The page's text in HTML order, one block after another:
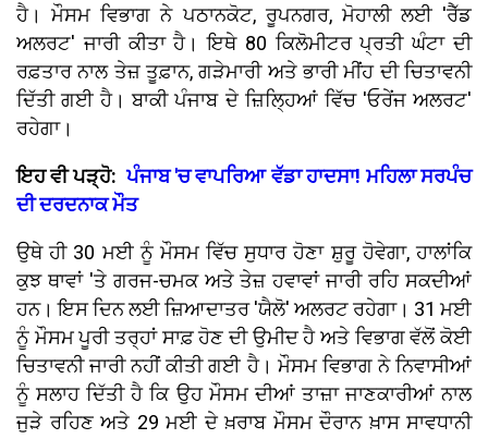
ਹੈ। ਮੌਸਮ ਵਿਭਾਗ ਨੇ ਪਠਾਨਕੋਟ, ਰੂਪਨਗਰ, ਮੋਹਾਲੀ ਲਈ 'ਰੈੱਡ
ਅਲਰਟ' ਜਾਰੀ ਕੀਤਾ ਹੈ। ਇਥੇ 80 ਕਿਲੋਮੀਟਰ ਪ੍ਰਤੀ ਘੰਟਾ ਦੀ
ਰਫ਼ਤਾਰ ਨਾਲ ਤੇਜ਼ ਤੂਫ਼ਾਨ, ਗੜੇਮਾਰੀ ਅਤੇ ਭਾਰੀ ਮੀਂਹ ਦੀ ਚਿਤਾਵਨੀ
ਦਿੱਤੀ ਗਈ ਹੈ। ਬਾਕੀ ਪੰਜਾਬ ਦੇ ਜ਼ਿਲ੍ਹਿਆਂ ਵਿੱਚ 'ਓਰੇਂਜ ਅਲਰਟ'
ਰਹੇਗਾ।
ਇਹ ਵੀ ਪੜ੍ਹੋ: ਪੰਜਾਬ 'ਚ ਵਾਪਰਿਆ ਵੱਡਾ ਹਾਦਸਾ! ਮਹਿਲਾ ਸਰਪੰਚ
ਦੀ ਦਰਦਨਾਕ ਮੌਤ
ਉਥੇ ਹੀ 30 ਮਈ ਨੂੰ ਮੌਸਮ ਵਿੱਚ ਸੁਧਾਰ ਹੋਣਾ ਸ਼ੁਰੂ ਹੋਵੇਗਾ, ਹਾਲਾਂਕਿ
ਕੁਝ ਥਾਵਾਂ 'ਤੇ ਗਰਜ-ਚਮਕ ਅਤੇ ਤੇਜ਼ ਹਵਾਵਾਂ ਜਾਰੀ ਰਹਿ ਸਕਦੀਆਂ
ਹਨ। ਇਸ ਦਿਨ ਲਈ ਜ਼ਿਆਦਾਤਰ 'ਯੈਲੋ' ਅਲਰਟ ਰਹੇਗਾ। 31 ਮਈ
ਨੂੰ ਮੌਸਮ ਪੂਰੀ ਤਰ੍ਹਾਂ ਸਾਫ਼ ਹੋਣ ਦੀ ਉਮੀਦ ਹੈ ਅਤੇ ਵਿਭਾਗ ਵੱਲੋਂ ਕੋਈ
ਚਿਤਾਵਨੀ ਜਾਰੀ ਨਹੀਂ ਕੀਤੀ ਗਈ ਹੈ। ਮੌਸਮ ਵਿਭਾਗ ਨੇ ਨਿਵਾਸੀਆਂ
ਨੂੰ ਸਲਾਹ ਦਿੱਤੀ ਹੈ ਕਿ ਉਹ ਮੌਸਮ ਦੀਆਂ ਤਾਜ਼ਾ ਜਾਣਕਾਰੀਆਂ ਨਾਲ
ਜੁੜੇ ਰਹਿਣ ਅਤੇ 29 ਮਈ ਦੇ ਖ਼ਰਾਬ ਮੌਸਮ ਦੌਰਾਨ ਖ਼ਾਸ ਸਾਵਧਾਨੀ